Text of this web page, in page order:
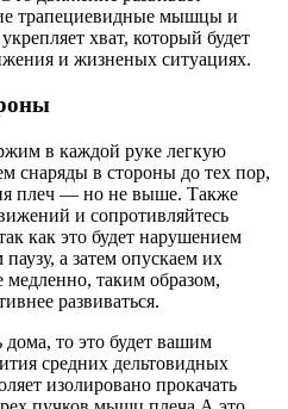
трапециевидные мышцы и
хват, который будет
и жизненых ситуациях.
в каждой руке легкую
снаряды в стороны до тех пор,
плеч — но не выше. Также
и сопротивляйтесь
как это будет нарушением
а затем опускаем их
таким образом,
развиваться.
дома, то это будет вашим
средних дельтовидных
изолировано прокачать